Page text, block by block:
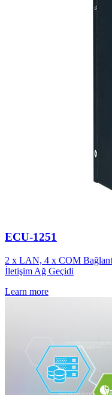
ECU-1251
2 x LAN, 4 x COM
İletişim Ağ Geçidi
Learn more